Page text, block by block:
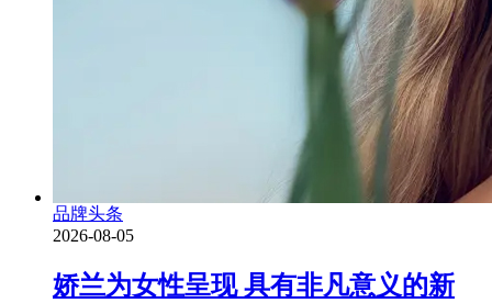
品牌头条
2026-08-05
娇兰为女性呈现 具有非凡意义的新